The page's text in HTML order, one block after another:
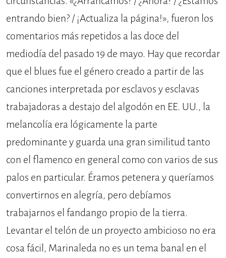
entrando bien? / ¡Actualiza la página!», fueron los
comentarios más repetidos a las doce del
mediodía del pasado 19 de mayo. Hay que recordar
que el blues fue el género creado a partir de las
canciones interpretada por esclavos y esclavas
trabajadoras a destajo del algodón en EE. UU., la
melancolía era lógicamente la parte
predominante y guarda una gran similitud tanto
con el flamenco en general como con varios de sus
palos en particular. Éramos petenera y queríamos
convertirnos en alegría, pero debíamos
trabajarnos el fandango propio de la tierra.
Levantar el telón de un proyecto ambicioso no era
cosa fácil, Marinaleda no es un tema banal en el